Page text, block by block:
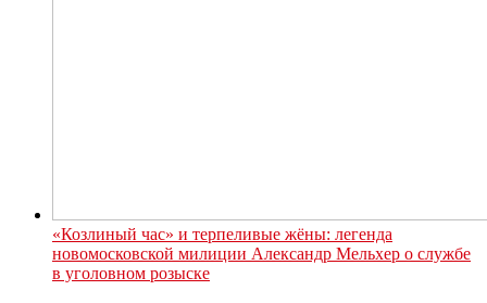
«Козлиный час» и терпеливые жёны: легенда
новомосковской милиции Александр Мельхер о службе
в уголовном розыске